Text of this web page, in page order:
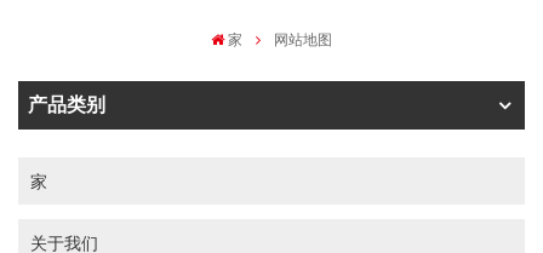
家 网站地图
产品类别
家
关于我们